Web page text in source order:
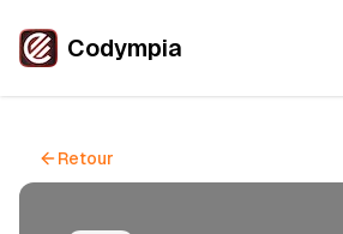
Codympia
Retour